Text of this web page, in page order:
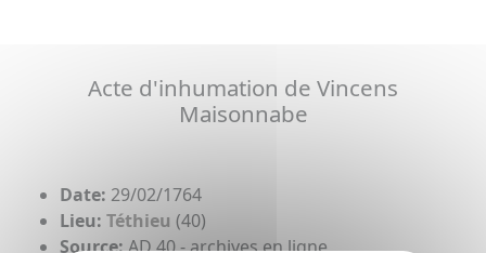
Acte d'inhumation de Vincens
Maisonnabe
Date: 29/02/1764
Lieu: Téthieu (40)
Source:AD 40 - archives en ligne